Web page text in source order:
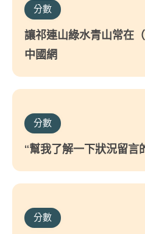
分數
讓祁連山綠水青山常在
中國網
分數
“幫我了解一下狀況留言
分數